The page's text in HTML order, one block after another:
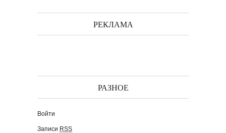
РЕКЛАМА
РАЗНОЕ
Войти
Записи RSS